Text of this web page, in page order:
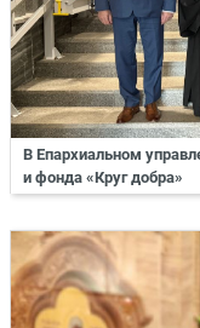
В Епархиальном
и фонда «Круг добра»